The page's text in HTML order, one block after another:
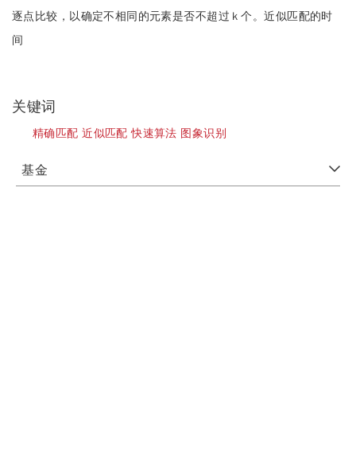
逐点比较，以确定不相同的元素是否不超过ｋ个。近似匹配的时
间
关键词
精确匹配 近似匹配 快速算法 图象识别
基金